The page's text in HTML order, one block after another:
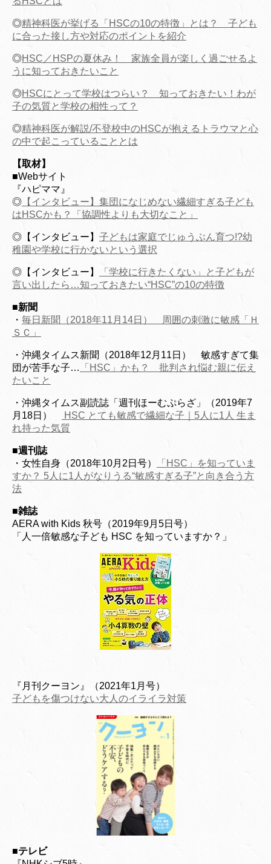
◎精神科医が挙げる「HSCの10の特徴」とは？ 子ども
に合った接し方や対応のポイントを紹介
◎HSC／HSPの夏休み！ 家族全員が楽しく過ごせるよ
うに知っておきたいこと
◎HSCにとって学校はつらい？ 知っておきたい！わが
子の気質と学校の相性って？
◎精神科医が解説/不登校中のHSCが抱えるトラウマと心
の中で起こっていることとは
【取材】
■Webサイト
『ハピママ』
◎ 【インタビュー】集団になじめない繊細すぎる子ども
はHSCかも？「協調性よりも大切なこと」
◎【インタビュー】 子どもは家庭でじゅうぶん育つ!?幼
稚園や学校に行かないという選択
◎【インタビュー】
「学校に行きたくない」と子どもが
言い出したら…知っておきたい“HSC”の10の特徴
■新聞
・ 毎日新聞（2018年11月14日） 周囲の刺激に敏感「Ｈ
ＳＣ」
・沖縄タイムス新聞（2018年12月11日） 敏感すぎて集
団が苦手な子…
「HSC」かも？ 批判され悩む親に伝え
たいこと
・沖縄タイムス副読誌「週刊ほーむぷらざ」（2019年7
月18日）
HSC とても敏感で繊細な子｜5人に1人 生ま
れ持った気質
■週刊誌
・女性自身（2018年10月2日号）
「HSC」を知っていま
すか？ 5人に1人がなりうる“敏感すぎる子”と向き合う方
法
■雑誌
AERA with Kids 秋号（2019年9月5日号）
「人一倍敏感な子ども HSC を知っていますか？」
『月刊クーヨン』（2021年1月号）
子どもを傷つけない大人のイライラ対策
■テレビ